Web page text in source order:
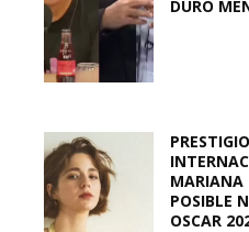
DURO
MARIANA
POSIBLE
OSCAR